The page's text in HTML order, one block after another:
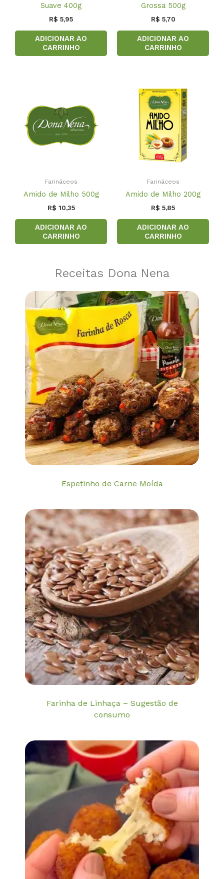
Suave 400g
R$ 5,95
ADICIONAR AO
CARRINHO
Grossa 500g
R$ 5,70
ADICIONAR AO
CARRINHO
Farináceos
Amido de Milho 500g
R$ 10,35
ADICIONAR AO
CARRINHO
Farináceos
Amido de Milho 200g
R$ 5,85
ADICIONAR AO
CARRINHO
Receitas Dona Nena
Espetinho de Carne Moída
Farinha de Linhaça – Sugestão de
consumo